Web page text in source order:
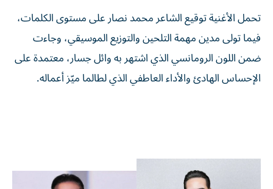
تحمل الأغنية توقيع الشاعر محمد نصار على مستوى الكلمات،
فيما تولى مدين مهمة التلحين والتوزيع الموسيقي، وجاءت
ضمن اللون الرومانسي الذي اشتهر به وائل جسار، معتمدة على
الإحساس الهادئ والأداء العاطفي الذي لطالما ميّز أعماله.